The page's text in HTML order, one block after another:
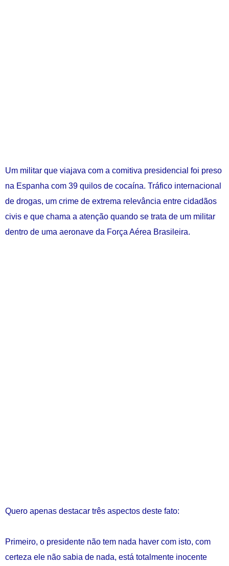
Um militar que viajava com a comitiva presidencial foi preso
na Espanha com 39 quilos de cocaína. Tráfico internacional
de drogas, um crime de extrema relevância entre cidadãos
civis e que chama a atenção quando se trata de um militar
dentro de uma aeronave da Força Aérea Brasileira.
Quero apenas destacar três aspectos deste fato:
Primeiro, o presidente não tem nada haver com isto, com
certeza ele não sabia de nada, está totalmente inocente